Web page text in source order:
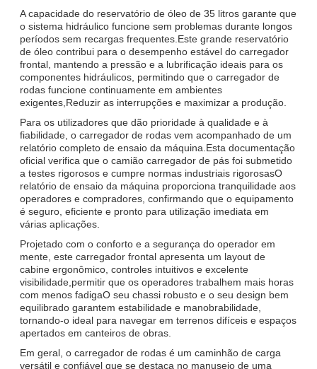
A capacidade do reservatório de óleo de 35 litros garante que
o sistema hidráulico funcione sem problemas durante longos
períodos sem recargas frequentes.Este grande reservatório
de óleo contribui para o desempenho estável do carregador
frontal, mantendo a pressão e a lubrificação ideais para os
componentes hidráulicos, permitindo que o carregador de
rodas funcione continuamente em ambientes
exigentes,Reduzir as interrupções e maximizar a produção.
Para os utilizadores que dão prioridade à qualidade e à
fiabilidade, o carregador de rodas vem acompanhado de um
relatório completo de ensaio da máquina.Esta documentação
oficial verifica que o camião carregador de pás foi submetido
a testes rigorosos e cumpre normas industriais rigorosasO
relatório de ensaio da máquina proporciona tranquilidade aos
operadores e compradores, confirmando que o equipamento
é seguro, eficiente e pronto para utilização imediata em
várias aplicações.
Projetado com o conforto e a segurança do operador em
mente, este carregador frontal apresenta um layout de
cabine ergonômico, controles intuitivos e excelente
visibilidade,permitir que os operadores trabalhem mais horas
com menos fadigaO seu chassi robusto e o seu design bem
equilibrado garantem estabilidade e manobrabilidade,
tornando-o ideal para navegar em terrenos difíceis e espaços
apertados em canteiros de obras.
Em geral, o carregador de rodas é um caminhão de carga
versátil e confiável que se destaca no manuseio de uma